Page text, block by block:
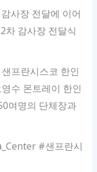
사장 전달에 이어
차 감사장 전달식
프란시스코 한인
수 몬트레이 한인
여명의 단체장과
#샌프란시